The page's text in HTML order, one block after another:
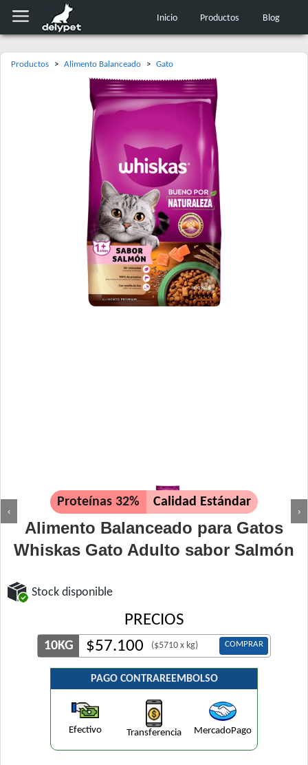
Inicio Productos Blog
Productos > Alimento Balanceado > Gato
‹ ›
Proteínas 32% Calidad Estándar
Alimento Balanceado para Gatos
Whiskas Gato Adulto sabor Salmón
Stock disponible
PRECIOS
10KG $57.100 ($5710 x kg) COMPRAR
PAGO CONTRAREEMBOLSO
Efectivo Transferencia MercadoPago